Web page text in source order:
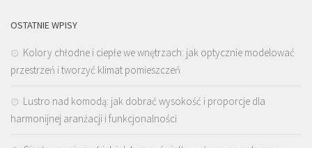
OSTATNIE WPISY
Kolory chłodne i ciepłe we wnętrzach: jak optycznie modelować
przestrzeń i tworzyć klimat pomieszczeń
Lustro nad komodą: jak dobrać wysokość i proporcje dla
harmonijnej aranżacji i funkcjonalności